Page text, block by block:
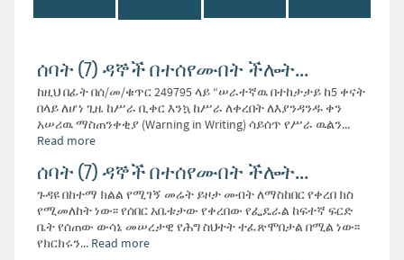
ሰባት (7) ዳኞች በተሰየሙበት ችሎት...
ከዚህ በፊት በሰ/መ/ቁጥር 249795 ላይ “ሠራተኛዉ በተከታታይ ከ5 ቀናት
በላይ ለሆነ ጊዜ ከሥራ ቢቀር እንኳ ከሥራ ለቀረበት ለእያንዳንዱ ቀን
አሠሪዉ ማስጠንቀቂያ (Warning in Writing) ሳይሰጥ የሥራ ዉልን...
Read more
ሰባት (7) ዳኞች በተሰየሙበት ችሎት...
ጉዳዩ በከተማ ክልል የሚገኝ መሬት ይዞታ መብት ለማስከበር የቀረበ ክስ
የሚመለከት ነው፡፡ የሰበር አቤቱታው የቀረበው የፌዴራል ከፍተኛ ፍርድ
ቤት የሰጠው ውሳኔ መሠረታዊ የሕግ ስህተት ተፈጽሞበታል በሚል ነው፡፡
የክርክሩን... Read more